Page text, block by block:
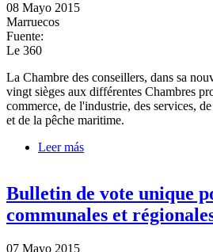
08 Mayo 2015
Marruecos
Fuente:
Le 360
La Chambre des conseillers, dans sa
vingt sièges aux différentes Chambres
commerce, de l'industrie, des services,
et de la pêche maritime.
Leer más
Bulletin de vote unique
communales et
07 Mayo 2015